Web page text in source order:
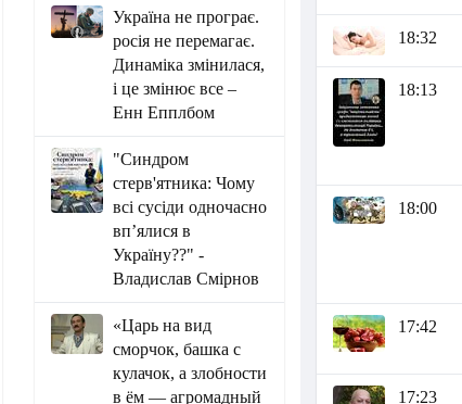
Україна не програє.
росія не перемагає.
Динаміка змінилася,
і це змінює все –
Енн Епплбом
"Синдром
стерв'ятника: Чому
всі сусіди одночасно
вп’ялися в
Україну??" -
Владислав Смірнов
«Царь на вид
сморчок, башка с
кулачок, а злобности
в ём — агромадный
18:32
18:13
18:00
17:42
17:23